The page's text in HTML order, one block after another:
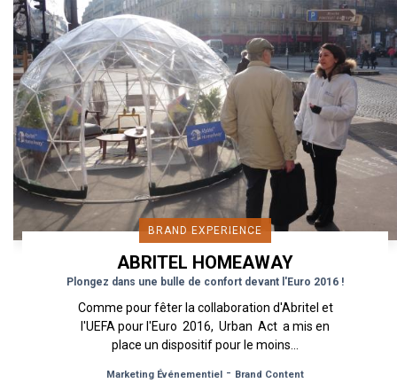
BRAND EXPERIENCE
ABRITEL HOMEAWAY
Plongez dans une bulle de confort devant l'Euro 2016 !
Comme pour fêter la collaboration d'Abritel et
l'UEFA pour l'Euro 2016, Urban Act a mis en
place un dispositif pour le moins...
Marketing Événementiel - Brand Content